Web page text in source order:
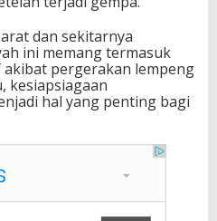
dan sekitarnya
ini memang termasuk
pergerakan lempeng
kesiapsiagaan
hal yang penting bagi